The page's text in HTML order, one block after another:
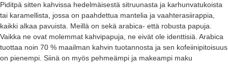
Piditpä sitten kahvissa hedelmäisestä sitruunasta ja karhunvatukoista
tai karamellista, jossa on paahdettua mantelia ja vaahterasiirappia,
kaikki alkaa pavuista. Meillä on sekä arabica- että robusta papuja.
Vaikka ne ovat molemmat kahvipapuja, ne eivät ole identtisiä. Arabica
tuottaa noin 70 % maailman kahvin tuotannosta ja sen kofeiinipitoisuus
on pienempi. Siinä on myös pehmeämpi ja makeampi maku